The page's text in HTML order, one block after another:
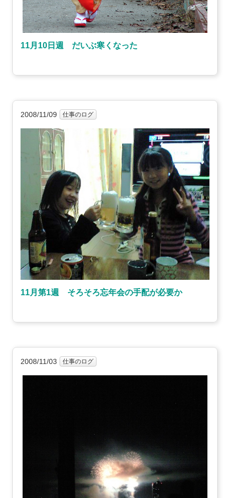
11月10日週 だいぶ寒くなった
2008/11/09 仕事のログ
11月第1週 そろそろ忘年会の手配が必要か
2008/11/03 仕事のログ